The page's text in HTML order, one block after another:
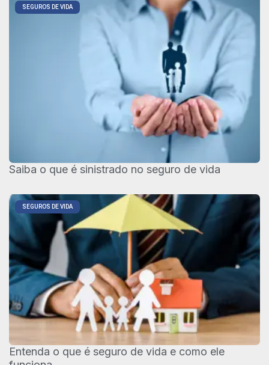
SEGUROS DE VIDA
Saiba o que é sinistrado no seguro de vida
SEGUROS DE VIDA
Entenda o que é seguro de vida e como ele